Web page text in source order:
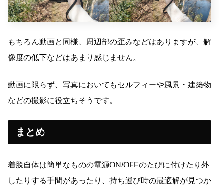
もちろん動画と同様、周辺部の歪みなどはありますが、解
像度の低下などはあまり感じません。
動画に限らず、写真においてもセルフィーや風景・建築物
などの撮影に役立ちそうです。
まとめ
着脱自体は簡単なものの電源ON/OFFのたびに付けたり外
したりする手間があったり、持ち運び時の最適解が見つか